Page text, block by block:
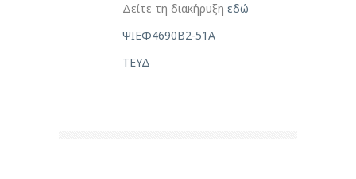
Δείτε τη διακήρυξη εδώ
ΨΙΕΦ4690Β2-51Α
ΤΕΥΔ